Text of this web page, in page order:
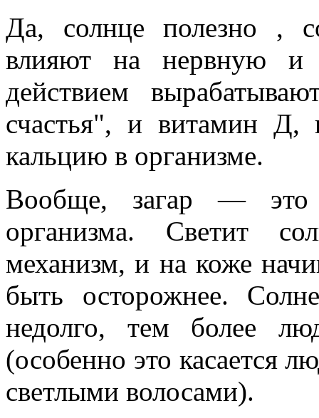
Да, солнце полезно ,
влияют на нервную и
действием
счастья", и витамин Д,
кальцию в организме.
Вообще, загар — это
организма. Светит
механизм, и на коже
быть осторожнее.
недолго, тем более
(особенно это касается
светлыми волосами).